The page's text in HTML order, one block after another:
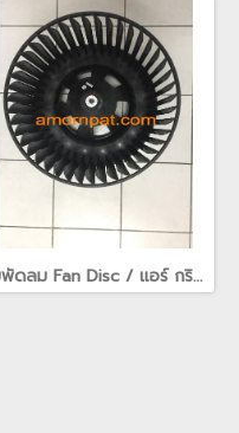
ใบพัดลม Fan Disc / แอร์ กริลล์ air grille / fan guard สำหรับ เครื่องปรับอากาศ อะไหล่ Trane เทรน(copy)